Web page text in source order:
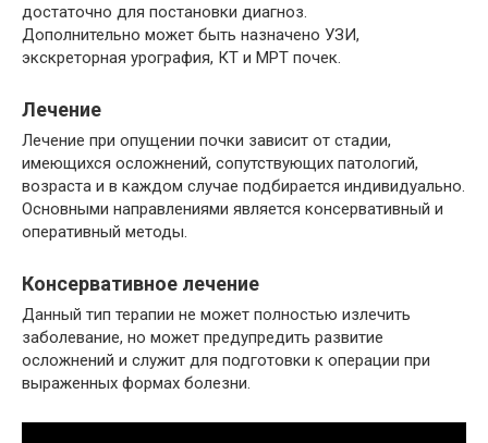
достаточно для постановки диагноз.
Дополнительно может быть назначено УЗИ,
экскреторная урография, КТ и МРТ почек.
Лечение
Лечение при опущении почки зависит от стадии,
имеющихся осложнений, сопутствующих патологий,
возраста и в каждом случае подбирается индивидуально.
Основными направлениями является консервативный и
оперативный методы.
Консервативное лечение
Данный тип терапии не может полностью излечить
заболевание, но может предупредить развитие
осложнений и служит для подготовки к операции при
выраженных формах болезни.